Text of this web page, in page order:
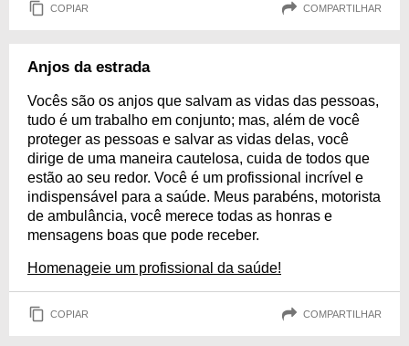
COPIAR COMPARTILHAR
Anjos da estrada
Vocês são os anjos que salvam as vidas das pessoas,
tudo é um trabalho em conjunto; mas, além de você
proteger as pessoas e salvar as vidas delas, você
dirige de uma maneira cautelosa, cuida de todos que
estão ao seu redor. Você é um profissional incrível e
indispensável para a saúde. Meus parabéns, motorista
de ambulância, você merece todas as honras e
mensagens boas que pode receber.
Homenageie um profissional da saúde!
COPIAR COMPARTILHAR